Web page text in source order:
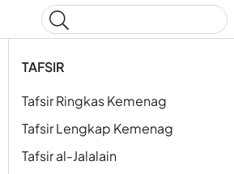
TAFSIR
Tafsir Ringkas Kemenag
Tafsir Lengkap Kemenag
Tafsir al-Jalalain